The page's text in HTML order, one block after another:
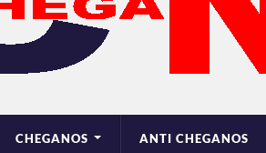
CHEGANOS ANTI CHEGANOS